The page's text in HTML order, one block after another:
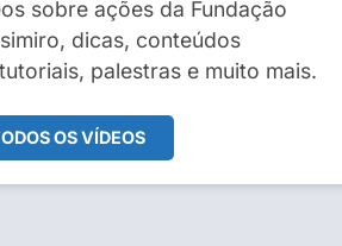
sobre ações da Fundação
dicas, conteúdos
palestras e muito mais.
OS VÍDEOS
Macedo de Oliveira
Vídeo Completo